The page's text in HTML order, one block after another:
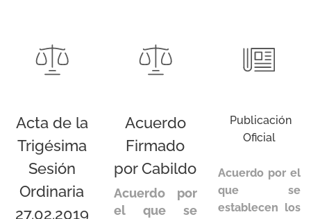
Acta de la
Trigésima
Sesión
Ordinaria
27.02.2019
Acuerdo
Firmado
por Cabildo
Acuerdo por
el que se
Publicación
Oficial
Acuerdo por el
que se
establecen los